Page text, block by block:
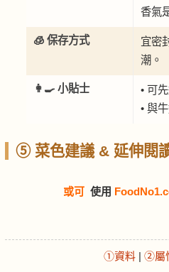
香氣
🧊 保存方式
宜密
潮。
👩‍🍳 小貼士
• 可
• 與
⑤ 菜色建議 & 延伸閱
或可 使用
①資料 | ②屬